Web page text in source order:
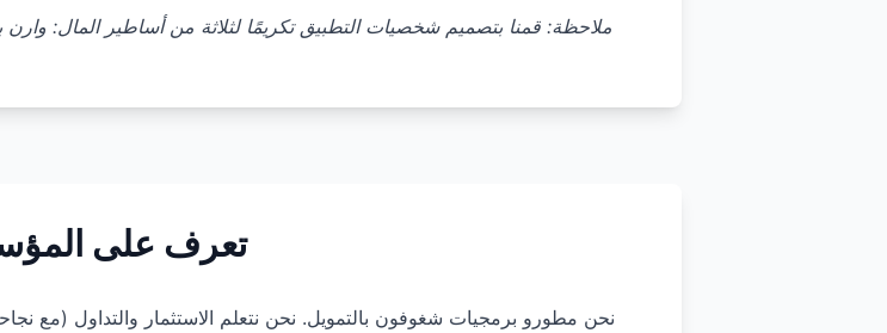
ملاحظة: قمنا بتصميم شخصيات التطبيق تكريمًا لثلاثة من أساطير المال:
تعرف على
نحن مطورو برمجيات شغوفون بالتمويل. نحن نتعلم الاستثمار والتداول (مع